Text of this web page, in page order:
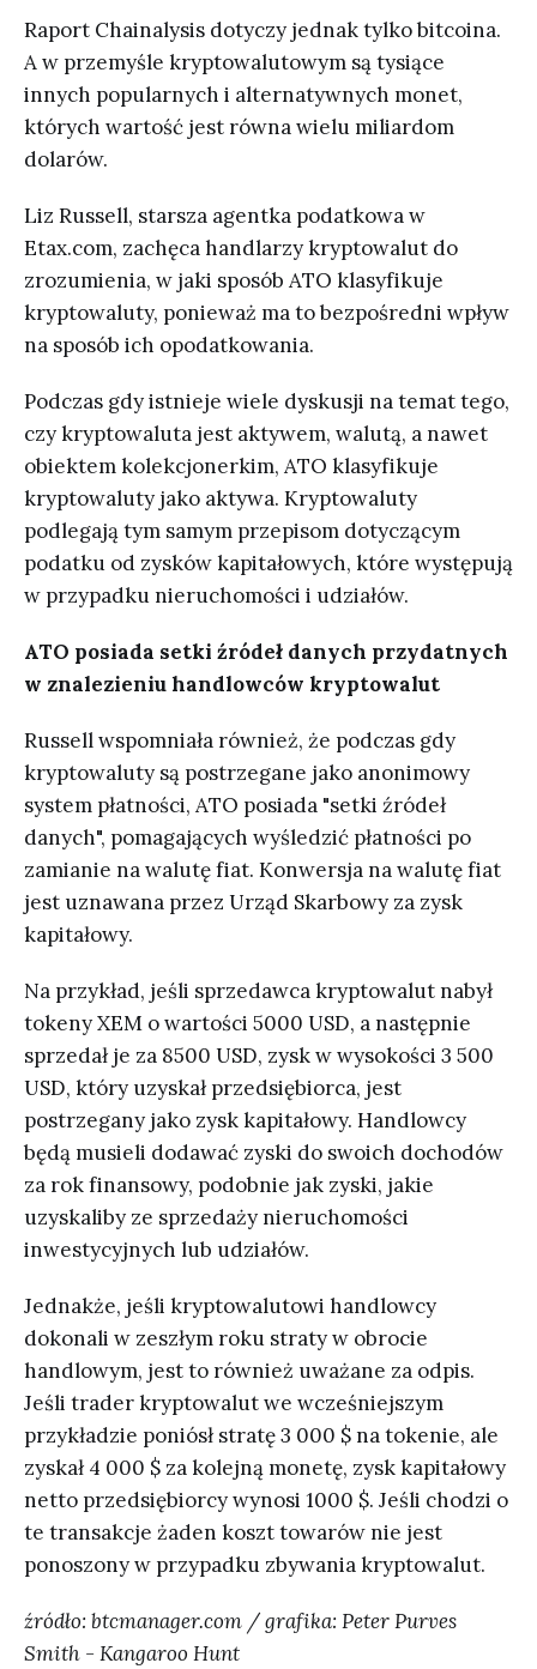
Raport Chainalysis dotyczy jednak tylko bitcoina.
A w przemyśle kryptowalutowym są tysiące
innych popularnych i alternatywnych monet,
których wartość jest równa wielu miliardom
dolarów.
Liz Russell, starsza agentka podatkowa w
Etax.com, zachęca handlarzy kryptowalut do
zrozumienia, w jaki sposób ATO klasyfikuje
kryptowaluty, ponieważ ma to bezpośredni wpływ
na sposób ich opodatkowania.
Podczas gdy istnieje wiele dyskusji na temat tego,
czy kryptowaluta jest aktywem, walutą, a nawet
obiektem kolekcjonerkim, ATO klasyfikuje
kryptowaluty jako aktywa. Kryptowaluty
podlegają tym samym przepisom dotyczącym
podatku od zysków kapitałowych, które występują
w przypadku nieruchomości i udziałów.
ATO posiada setki źródeł danych przydatnych
w znalezieniu handlowców kryptowalut
Russell wspomniała również, że podczas gdy
kryptowaluty są postrzegane jako anonimowy
system płatności, ATO posiada "setki źródeł
danych", pomagających wyśledzić płatności po
zamianie na walutę fiat. Konwersja na walutę fiat
jest uznawana przez Urząd Skarbowy za zysk
kapitałowy.
Na przykład, jeśli sprzedawca kryptowalut nabył
tokeny XEM o wartości 5000 USD, a następnie
sprzedał je za 8500 USD, zysk w wysokości 3 500
USD, który uzyskał przedsiębiorca, jest
postrzegany jako zysk kapitałowy. Handlowcy
będą musieli dodawać zyski do swoich dochodów
za rok finansowy, podobnie jak zyski, jakie
uzyskaliby ze sprzedaży nieruchomości
inwestycyjnych lub udziałów.
Jednakże, jeśli kryptowalutowi handlowcy
dokonali w zeszłym roku straty w obrocie
handlowym, jest to również uważane za odpis.
Jeśli trader kryptowalut we wcześniejszym
przykładzie poniósł stratę 3 000 $ na tokenie, ale
zyskał 4 000 $ za kolejną monetę, zysk kapitałowy
netto przedsiębiorcy wynosi 1000 $. Jeśli chodzi o
te transakcje żaden koszt towarów nie jest
ponoszony w przypadku zbywania kryptowalut.
źródło: btcmanager.com / grafika: Peter Purves
Smith - Kangaroo Hunt